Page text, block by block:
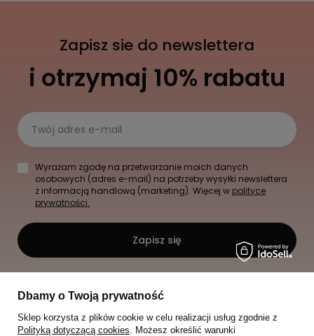
Zapisz sie do newslettera
i otrzymaj 10% rabatu
Twój adres e-mail
Wyrażam zgodę na przetwarzanie moich danych
osobowych (adres e-mail) na potrzeby wysyłki newslettera
z informacją handlową (marketing). Więcej w polityce
prywatności.
Zapisz się
Dbamy o Twoją prywatność
Sklep korzysta z plików cookie w celu realizacji usług zgodnie z
Polityką dotyczącą cookies. Możesz określić warunki